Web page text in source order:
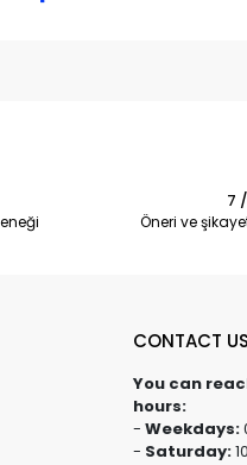
7
Öneri ve
CONTACT US
You can
hours:
- Weekdays:
- Saturday: